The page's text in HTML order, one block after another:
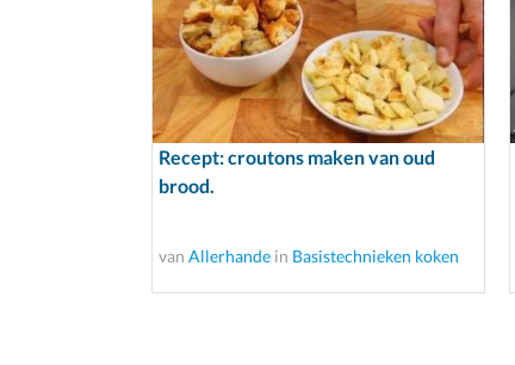
Recept: croutons maken van oud
brood.
van Allerhande in Basistechnieken koken